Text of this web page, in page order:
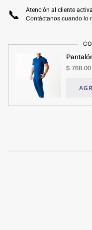
📞
Atención al cliente activa
Contáctanos cuando lo
$ 768.00